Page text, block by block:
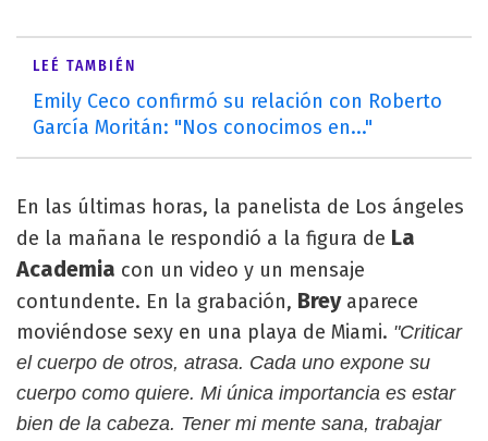
LEÉ TAMBIÉN
Emily Ceco confirmó su relación con Roberto
García Moritán: "Nos conocimos en..."
En las últimas horas, la panelista de Los ángeles
de la mañana le respondió a la figura de La
Academia con un video y un mensaje
contundente. En la grabación, Breyaparece
moviéndose sexy en una playa de Miami. "Criticar
el cuerpo de otros, atrasa. Cada uno expone su
cuerpo como quiere. Mi única importancia es estar
bien de la cabeza. Tener mi mente sana, trabajar